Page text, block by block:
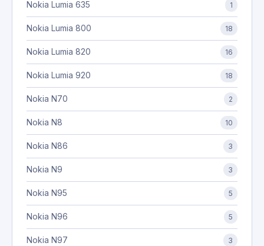
Nokia Lumia 635 1
Nokia Lumia 800 18
Nokia Lumia 820 16
Nokia Lumia 920 18
Nokia N70 2
Nokia N8 10
Nokia N86 3
Nokia N9 3
Nokia N95 5
Nokia N96 5
Nokia N97 3